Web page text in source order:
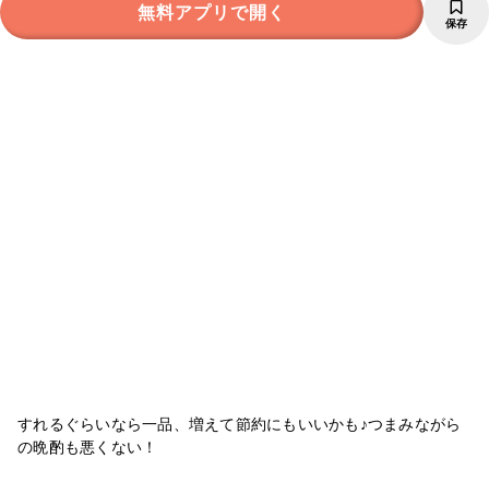
無料アプリで開く 保存
すれるぐらいなら一品、増えて節約にもいいかも♪つまみながら
の晩酌も悪くない！